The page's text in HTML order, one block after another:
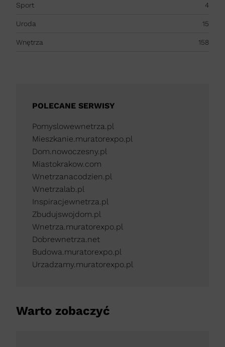
Sport 4
Uroda 15
Wnętrza 158
POLECANE SERWISY
Pomyslowewnetrza.pl
Mieszkanie.muratorexpo.pl
Dom.nowoczesny.pl
Miastokrakow.com
Wnetrzanacodzien.pl
Wnetrzalab.pl
Inspiracjewnetrza.pl
Zbudujswojdom.pl
Wnetrza.muratorexpo.pl
Dobrewnetrza.net
Budowa.muratorexpo.pl
Urzadzamy.muratorexpo.pl
Warto zobaczyć